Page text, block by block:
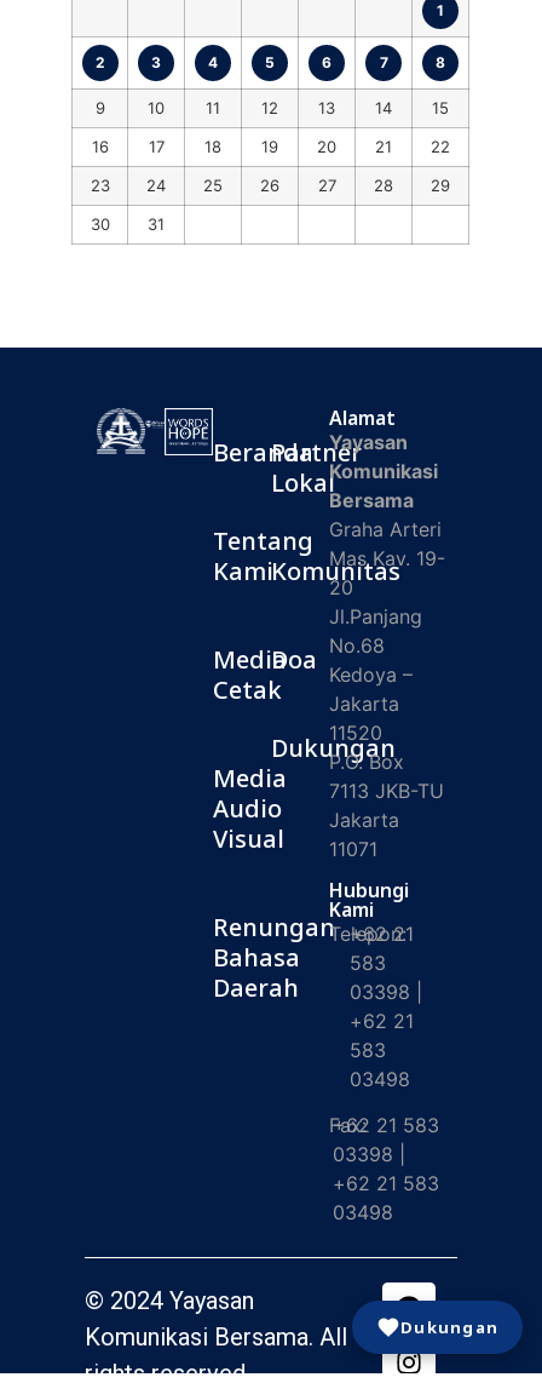
1
2 3 4 5 6 7 8
9 10 11 12 13 14
15
16
17 18 19 20 21
22
23
24 25 26 27 28
29
30
31
Beranda
Tentang
Kami
Media
Cetak
Media
Audio
Visual
Renungan
Bahasa
Daerah
Partner
Lokal
Komunitas
Doa
Dukungan
Alamat
Yayasan
Komunikasi
Bersama
Graha Arteri
Mas Kav. 19-
20
Jl.Panjang
No.68
Kedoya –
Jakarta
11520
P.O. Box
7113 JKB-TU
Jakarta
11071
Hubungi
Kami
Telepon:
+62 21
583
03398 |
+62 21
583
03498
Fax:
+62 21 583
03398 |
+62 21 583
03498
© 2024 Yayasan
Komunikasi Bersama. All
rights reserved.
Dukungan